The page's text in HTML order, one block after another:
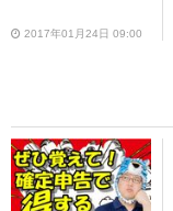
2017年01月24日 09:00